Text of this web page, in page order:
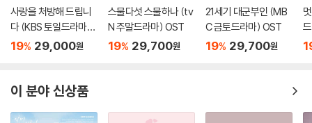
사랑을 처방해 드립니
다 (KBS 토일드라마)
OST
19% 29,000원
스물다섯 스물하나 (tv
N 주말드라마) OST
19% 29,700원
21세기 대군부인 (MB
C 금토드라마) OST
19% 29,700원
이 분야 신상품